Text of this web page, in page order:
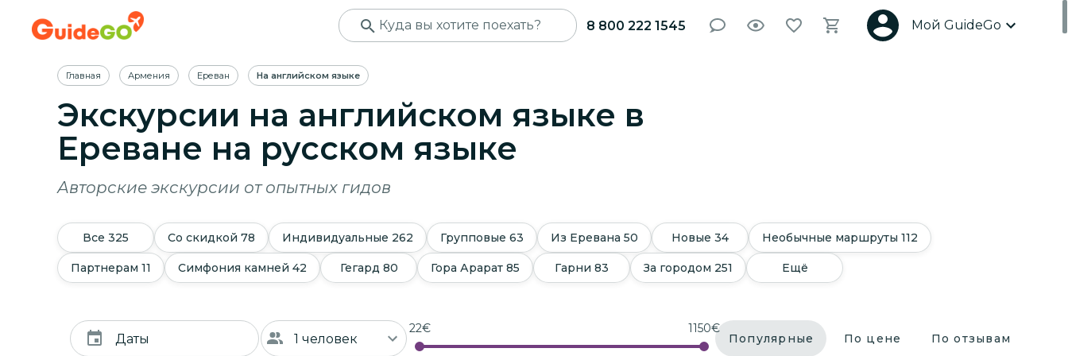
8 800 222 1545 Мой GuideGo
Главная Армения Ереван На английском языке
Экскурсии на английском языке в
Ереване на русском языке
Авторские экскурсии от опытных гидов
Все 325 Со скидкой 78 Индивидуальные 262 Групповые 63 Из Еревана 50 Новые 34 Необычные маршруты 112
Партнерам 11 Симфония камней 42 Гегард 80 Гора Арарат 85 Гарни 83 За городом 251 Ещё
Даты
22€ 1150€
Популярные По цене По отзывам